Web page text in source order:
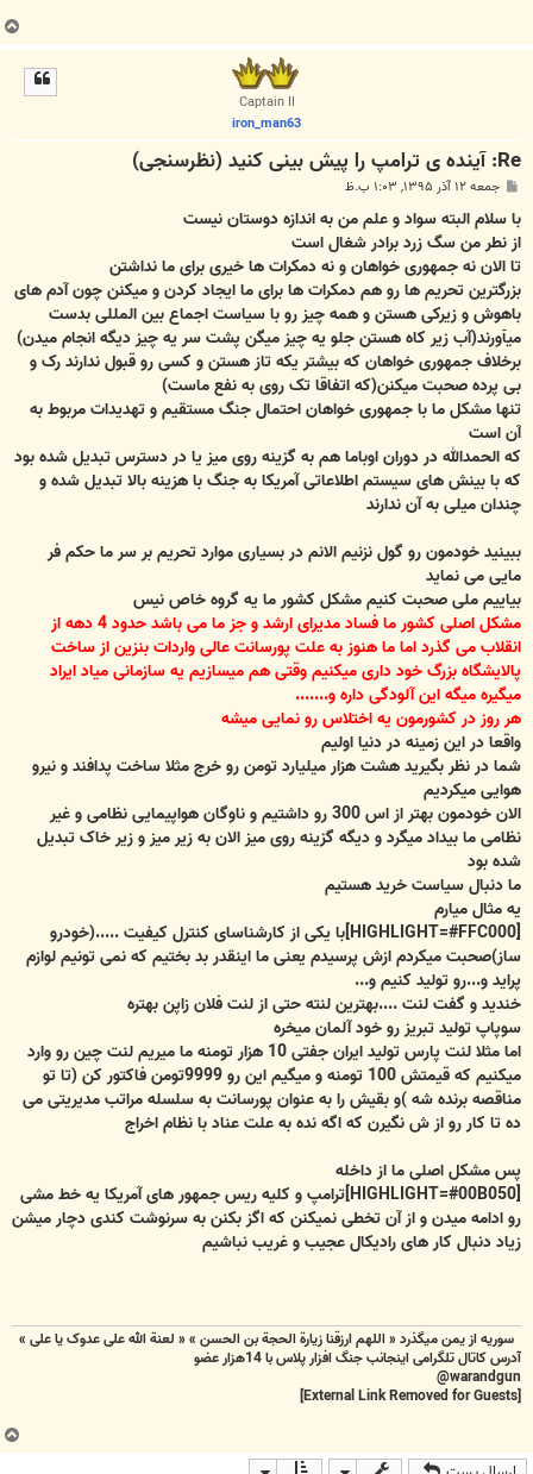
ب
ا
Captain II
iron_man63
Re: آینده ی ترامپ را پیش بینی کنید (نظرسنجی)
پ
ت
جمعه ۱۲ آذر ۱۳۹۵, ۱:۰۳ ب.ظ
با سلام البته سواد و علم من به اندازه دوستان نیست
از نطر من سگ زرد برادر شغال است
تا الان نه جمهوری خواهان و نه دمکرات ها خیری برای ما نداشتن
بزرگترین تحریم ها رو هم دمکرات ها برای ما ایجاد کردن و میکنن چون آدم های
باهوش و زیرکی هستن و همه چیز رو با سیاست اجماع بین المللی بدست
میآورند(آب زیر کاه هستن جلو یه چیز میگن پشت سر یه چیز دیگه انجام میدن)
برخلاف جمهوری خواهان که بیشتر یکه تاز هستن و کسی رو قبول ندارند رک و
بی پرده صحبت میکنن(که اتفاقا تک روی به نفع ماست)
تنها مشکل ما با جمهوری خواهان احتمال جنگ مستقیم و تهدیدات مربوط به
آن است
که الحمدالله در دوران اوباما هم به گزینه روی میز یا در دسترس تبدیل شده بود
که با بینش های سیستم اطلاعاتی آمریکا به جنگ با هزینه بالا تبدیل شده و
چندان میلی به آن ندارند
ببینید خودمون رو گول نزنیم الانم در بسیاری موارد تحریم بر سر ما حکم فر
مایی می نماید
بیاییم ملی صحبت کنیم مشکل کشور ما یه گروه خاص نیس
مشکل اصلی کشور ما فساد مدیرای ارشد و جز ما می باشد حدود 4 دهه از
انقلاب می گذرد اما ما هنوز به علت پورسانت عالی واردات بنزین از ساخت
پالایشگاه بزرگ خود داری میکنیم وقتی هم میسازیم یه سازمانی میاد ایراد
میگیره میگه این آلودگی داره و.......
هر روز در کشورمون یه اختلاس رو نمایی میشه
واقعا در این زمینه در دنیا اولیم
شما در نظر بگیرید هشت هزار میلیارد تومن رو خرج مثلا ساخت پدافند و نیرو
هوایی میکردیم
الان خودمون بهتر از اس 300 رو داشتیم و ناوگان هواپیمایی نظامی و غیر
نظامی ما بیداد میگرد و دیگه گزینه روی میز الان به زیر میز و زیر خاک تبدیل
شده بود
ما دنبال سیاست خرید هستیم
یه مثال میارم
[HIGHLIGHT=#FFC000]با یکی از کارشناسای کنترل کیفیت .....(خودرو
ساز)صحبت میکردم ازش پرسیدم یعنی ما اینقدر بد بختیم که نمی تونیم لوازم
پراید و...رو تولید کنیم و...
خندید و گفت لنت ....بهترین لنته حتی از لنت فلان زاپن بهتره
سوپاپ تولید تبریز رو خود آلمان میخره
اما مثلا لنت پارس تولید ایران جفتی 10 هزار تومنه ما میریم لنت چین رو وارد
میکنیم که قیمتش 100 تومنه و میگیم این رو 9999تومن فاکتور کن (تا تو
مناقصه برنده شه )و بقیش را به عنوان پورسانت به سلسله مراتب مدیریتی می
ده تا کار رو از ش نگیرن که اگه نده به علت عناد با نظام اخراج
پس مشکل اصلی ما از داخله
[HIGHLIGHT=#00B050]ترامپ و کلیه ریس جمهور های آمریکا یه خط مشی
رو ادامه میدن و از آن تخطی نمیکنن که اگز بکنن به سرنوشت کندی دچار میشن
زیاد دنبال کار های رادیکال عجیب و غریب نباشیم
سوریه از یمن میگذرد « اللهم ارزقنا زيارة الحجة بن الحسن » « لعنة الله علی عدوک یا علی »
آدرس کاتال تلگرامی اینجانب جنگ افزار پلاس با 14هزار عضو
warandgun@
ب
ا